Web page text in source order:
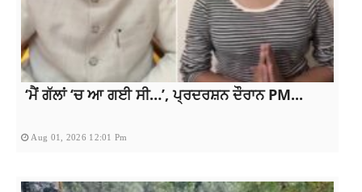
‘ਮੈਂ ਗੱਲਾਂ ‘ਚ ਆ ਗਈ ਸੀ…’, ਪ੍ਰਦਰਸ਼ਨ ਦੌਰਾਨ PM...
Aug 01, 2026 12:01 Pm